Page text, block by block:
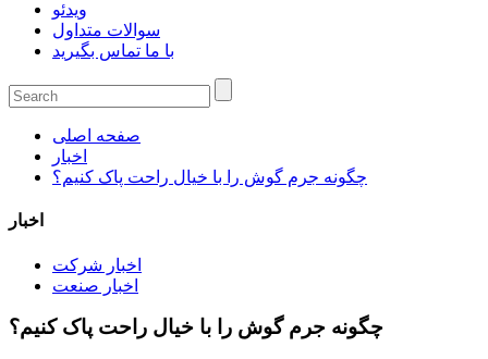
ویدئو
سوالات متداول
با ما تماس بگیرید
صفحه اصلی
اخبار
چگونه جرم گوش را با خیال راحت پاک کنیم؟
اخبار
اخبار شرکت
اخبار صنعت
چگونه جرم گوش را با خیال راحت پاک کنیم؟